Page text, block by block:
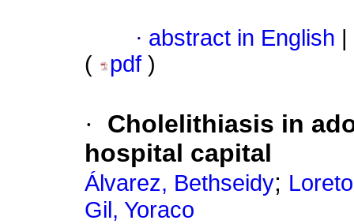
· abstract in English
(
pdf )
·
Cholelithiasis in
hospital capital
Álvarez, Bethseidy;
Gil, Yoraco